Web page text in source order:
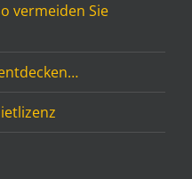
vermeiden Sie